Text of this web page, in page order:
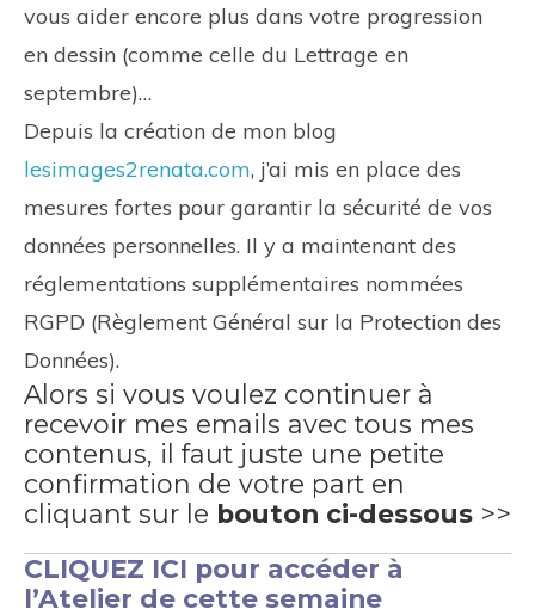
vous aider encore plus dans votre progression
en dessin (comme celle du Lettrage en
septembre)…
Depuis la création de mon blog
lesimages2renata.com, j’ai mis en place des
mesures fortes pour garantir la sécurité de vos
données personnelles. Il y a maintenant des
réglementations supplémentaires nommées
RGPD (Règlement Général sur la Protection des
Données).
Alors si vous voulez continuer à
recevoir mes emails avec tous mes
contenus, il faut juste une petite
confirmation de votre part en
cliquant sur le bouton ci-dessous >>
CLIQUEZ ICI pour accéder à
l’Atelier de cette semaine